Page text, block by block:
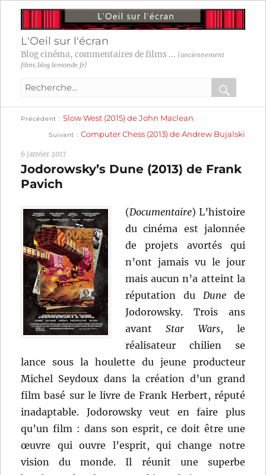
L'Oeil sur l'écran
Blog cinéma, commentaires de films ... (anciennement
films.blog.lemonde.fr)
Recherche
:
OK
Navigation
l’article
Précédent
précédente :
Slow West (2015) de John Maclean
Suivant
suivante :
Computer Chess (2013) de Andrew Bujalski
6 janvier 2017
Jodorowsky’s Dune (2013) de Frank
Pavich
(Documentaire) L’histoire
du cinéma est jalonnée
de projets avortés qui
n’ont jamais vu le jour
mais aucun n’a atteint la
réputation du Dunede
Jodorowsky. Trois ans
avantStar Wars, le
réalisateur chilien se
lance sous la houlette du jeune producteur
Michel Seydoux dans la création d’un grand
film basé sur le livre de Frank Herbert, réputé
inadaptable. Jodorowsky veut en faire plus
qu’un film : dans son esprit, ce doit être une
œuvre qui ouvre l’esprit, qui change notre
vision du monde. Il réunit une superbe